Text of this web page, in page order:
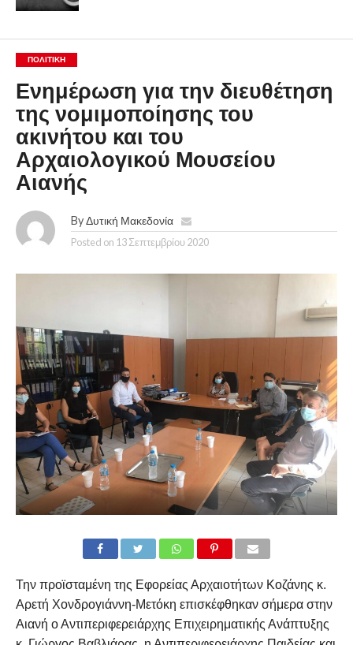
ΠΟΛΙΤΙΚΉ
Ενημέρωση για την διευθέτηση
της νομιμοποίησης του
ακινήτου και του
Αρχαιολογικού Μουσείου
Αιανής
By Δυτική Μακεδονία
Posted on 13 Σεπτεμβρίου 2020
Την προϊσταμένη της Εφορείας Αρχαιοτήτων Κοζάνης κ.
Αρετή Χονδρογιάννη-Μετόκη επισκέφθηκαν σήμερα στην
Αιανή ο Αντιπεριφερειάρχης Επιχειρηματικής Ανάπτυξης